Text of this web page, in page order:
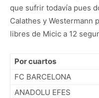
que sufrir todavía pues
Calathes y Westermann
libres de Micic a 12
Por cuartos
FC BARCELONA
ANADOLU EFES